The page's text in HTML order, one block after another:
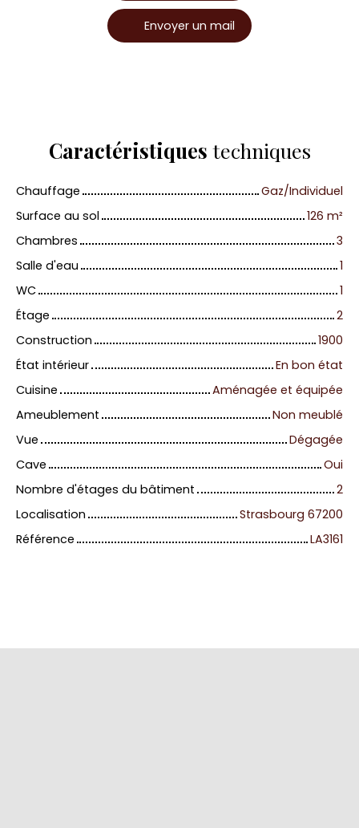
Envoyer un mail
Caractéristiques techniques
Chauffage
Gaz/Individuel
Surface au sol
126 m²
Chambres
3
Salle d'eau
1
WC
1
Étage
2
Construction
1900
État intérieur
En bon état
Cuisine
Aménagée et équipée
Ameublement
Non meublé
Vue
Dégagée
Cave
Oui
Nombre d'étages du bâtiment
2
Localisation
Strasbourg 67200
Référence
LA3161